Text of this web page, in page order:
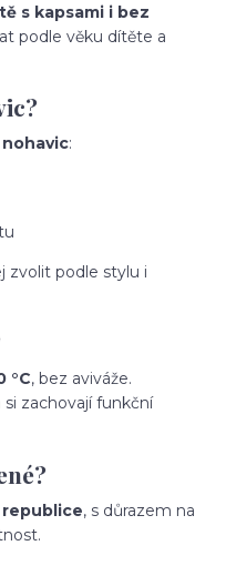
s kapsami i bez
podle věku dítěte a
:
zvolit podle stylu i
°C, bez aviváže.
zachovají funkční
republice, s důrazem na